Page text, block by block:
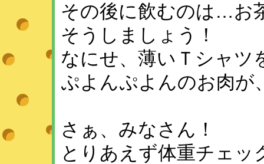
その後に飲むのは…お
そうしましょう！
なにせ、薄いＴシャツ
ぷよんぷよんのお肉
さぁ、みなさん！
とりあえず体重チェッ